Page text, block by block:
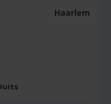
Haarlem